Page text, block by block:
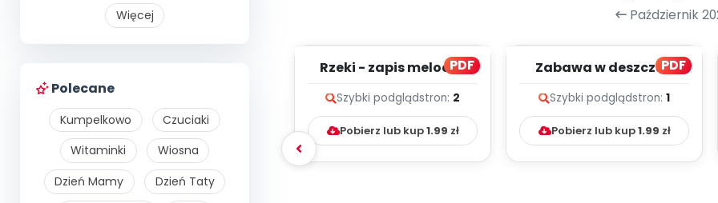
Więcej
Polecane
Kumpelkowo
Czuciaki
Witaminki
Wiosna
Dzień Mamy
Dzień Taty
Październik
PDF
Rzeki - zapis melodii i
Szybki podglądstron: 2
Pobierz lub kup1.99 zł
PDF
Zabawa w deszczu -
Szybki podglądstron: 1
Pobierz lub kup1.99 zł